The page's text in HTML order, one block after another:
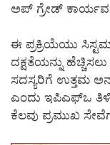
ಅಪ್ ಗ್ರೇಡ್
ಈ ಪ್ರಕ್ರಿಯೆಯು
ದಕ್ಷತೆಯನ್ನು
ಸದಸ್ಯರಿಗೆ ಉತ್ತಮ
ಎಂದು ಇಪಿಎಫ್ಒ
ಕೆಲವು ಪ್ರಮುಖ